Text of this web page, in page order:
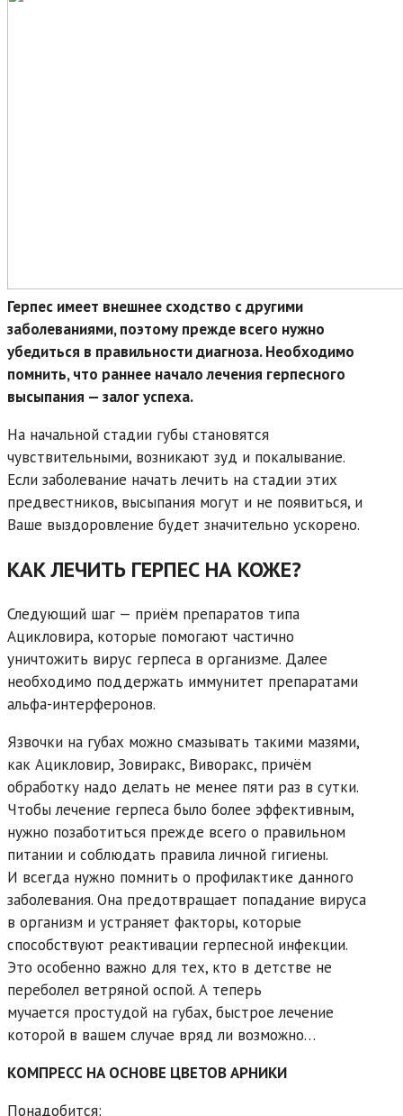
Герпес имеет внешнее сходство с другими
заболеваниями, поэтому прежде всего нужно
убедиться в правильности диагноза. Необходимо
помнить, что раннее начало лечения герпесного
высыпания — залог успеха.
На начальной стадии губы становятся
чувствительными, возникают зуд и покалывание.
Если заболевание начать лечить на стадии этих
предвестников, высыпания могут и не появиться, и
Ваше выздоровление будет значительно ускорено.
КАК ЛЕЧИТЬ ГЕРПЕС НА КОЖЕ?
Следующий шаг — приём препаратов типа
Ацикловира, которые помогают частично
уничтожить вирус герпеса в организме. Далее
необходимо поддержать иммунитет препаратами
альфа-интерферонов.
Язвочки на губах можно смазывать такими мазями,
как Ацикловир, Зовиракс, Виворакс, причём
обработку надо делать не менее пяти раз в сутки.
Чтобы лечение герпеса было более эффективным,
нужно позаботиться прежде всего о правильном
питании и соблюдать правила личной гигиены.
И всегда нужно помнить о профилактике данного
заболевания. Она предотвращает попадание вируса
в организм и устраняет факторы, которые
способствуют реактивации герпесной инфекции.
Это особенно важно для тех, кто в детстве не
переболел ветряной оспой. А теперь
мучается простудой на губах, быстрое лечение
которой в вашем случае вряд ли возможно…
КОМПРЕСС НА ОСНОВЕ ЦВЕТОВ АРНИКИ
Понадобится: